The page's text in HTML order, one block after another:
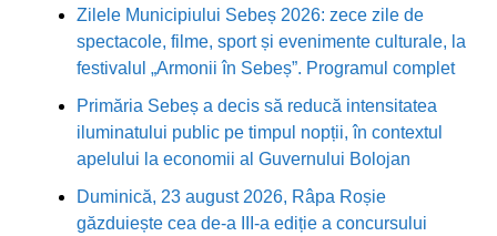
Zilele Municipiului Sebeș 2026: zece zile de
spectacole, filme, sport și evenimente culturale, la
festivalul „Armonii în Sebeș”. Programul complet
Primăria Sebeș a decis să reducă intensitatea
iluminatului public pe timpul nopții, în contextul
apelului la economii al Guvernului Bolojan
Duminică, 23 august 2026, Râpa Roșie
găzduiește cea de-a III-a ediție a concursului